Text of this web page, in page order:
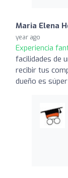
Maria Elena
year ago
Experiencia
facilidades de
recibir tus
dueño es